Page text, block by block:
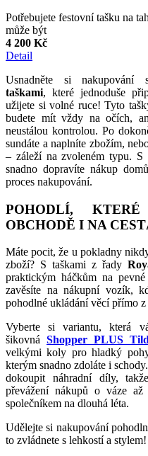
Potřebujete festovní tašku na
může být
4 200 Kč
Detail
Usnadněte si nakupování
taškami, které jednoduše
užijete si volné ruce! Tyto
budete mít vždy na očích,
neustálou kontrolou. Po
sundáte a naplníte zbožím,
– záleží na zvoleném typu. S
snadno dopravíte nákup
proces nakupování.
POHODLÍ,
OBCHODĚ I NA
Máte pocit, že u pokladny
zboží? S taškami z řady
praktickým háčkům na
zavěsíte na nákupní vozík,
pohodlné ukládání věcí přímo z
Vyberte si variantu, která
šikovná Shopper PLUS
velkými koly pro hladký
kterým snadno zdoláte i
dokoupit náhradní díly,
převážení nákupů o váze
společníkem na dlouhá léta.
Udělejte si nakupování
to zvládnete s lehkostí a stylem!